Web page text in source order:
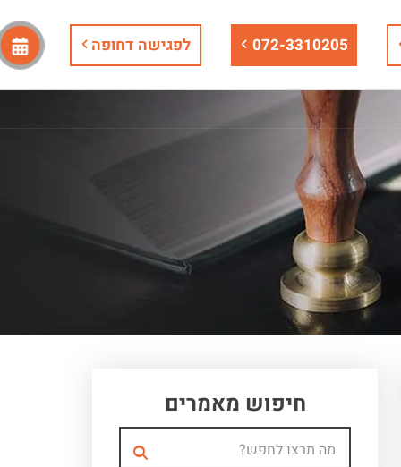
072-3310205 לפגישה דחופה
חיפוש מאמרים